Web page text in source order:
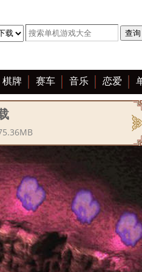
棋牌 赛车 音乐 恋爱